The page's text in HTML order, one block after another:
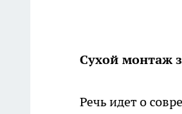
Сухой монтаж
Речь идет о